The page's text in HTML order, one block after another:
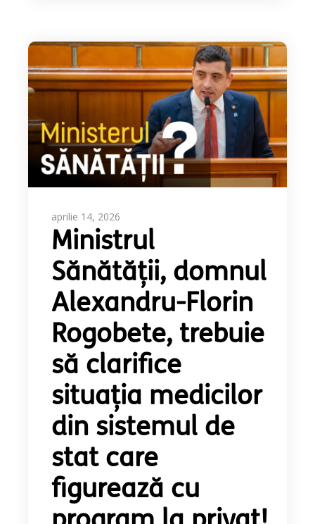
aprilie 14, 2026
Ministrul
Sănătății, domnul
Alexandru-Florin
Rogobete, trebuie
să clarifice
situația medicilor
din sistemul de
stat care
figurează cu